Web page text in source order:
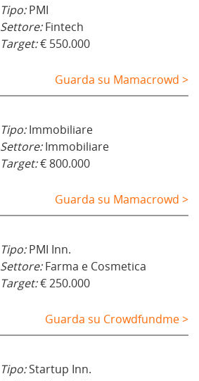
Tipo:PMI
Settore:Fintech
Target:€ 550.000
Guarda su Mamacrowd >
Tipo:Immobiliare
Settore:Immobiliare
Target:€ 800.000
Guarda su Mamacrowd >
Tipo:PMI Inn.
Settore:Farma e Cosmetica
Target:€ 250.000
Guarda su Crowdfundme >
Tipo:Startup Inn.